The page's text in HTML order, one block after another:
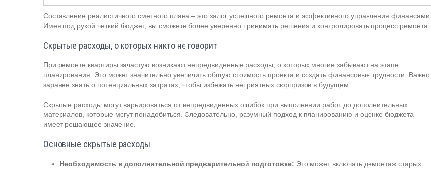
Составление реалистичного сметного плана – это залог успешного ремонта и эффективного управления финансами.
Имея под рукой четкий бюджет, вы сможете более уверенно принимать решения и контролировать процесс ремонта.
Скрытые расходы, о которых никто не говорит
При ремонте квартиры зачастую возникают непредвиденные расходы, о которых многие забывают на этапе
планирования. Это может значительно увеличить общую стоимость проекта и создать финансовые трудности. Важно
заранее знать о потенциальных затратах, чтобы избежать неприятных сюрпризов в будущем.
Скрытые расходы могут варьироваться от непредвиденных ошибок при выполнении работ до дополнительных
материалов, которые могут понадобиться. Следовательно, разумный подход к планированию и оценке бюджета
имеет решающее значение.
Основные скрытые расходы
Необходимость в дополнительной предварительной подготовке: Это может включать демонтаж старых